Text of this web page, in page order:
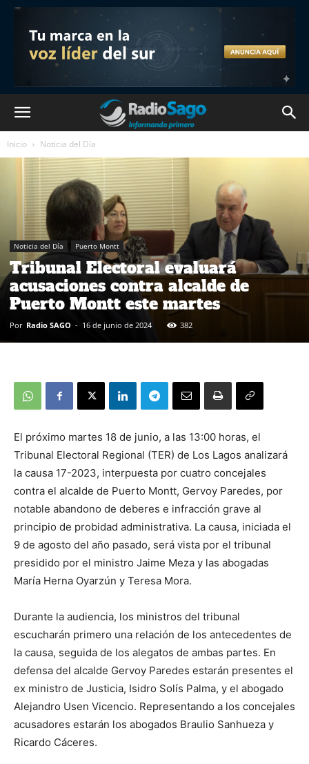
Inicio Noticia del Día
Noticia del Día Puerto Montt
Tribunal Electoral evaluará
acusaciones contra alcalde de
Puerto Montt este martes
Por Radio SAGO - 16 de junio de 2024 382
El próximo martes 18 de junio, a las 13:00 horas, el
Tribunal Electoral Regional (TER) de Los Lagos analizará
la causa 17-2023, interpuesta por cuatro concejales
contra el alcalde de Puerto Montt, Gervoy Paredes, por
notable abandono de deberes e infracción grave al
principio de probidad administrativa. La causa, iniciada el
9 de agosto del año pasado, será vista por el tribunal
presidido por el ministro Jaime Meza y las abogadas
María Herna Oyarzún y Teresa Mora.
Durante la audiencia, los ministros del tribunal
escucharán primero una relación de los antecedentes de
la causa, seguida de los alegatos de ambas partes. En
defensa del alcalde Gervoy Paredes estarán presentes el
ex ministro de Justicia, Isidro Solís Palma, y el abogado
Alejandro Usen Vicencio. Representando a los concejales
acusadores estarán los abogados Braulio Sanhueza y
Ricardo Cáceres.